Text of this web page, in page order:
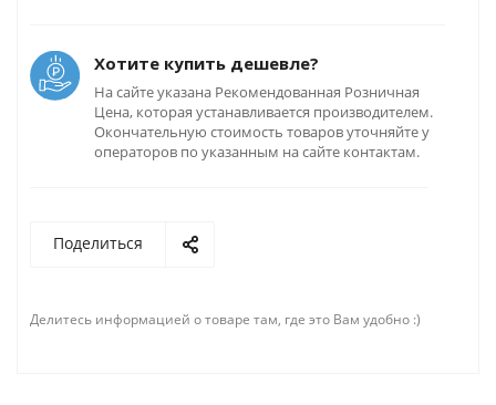
Хотите купить дешевле?
На сайте указана Рекомендованная Розничная
Цена, которая устанавливается производителем.
Окончательную стоимость товаров уточняйте у
операторов по указанным на сайте контактам.
Поделиться
Делитесь информацией о товаре там, где это Вам удобно :)